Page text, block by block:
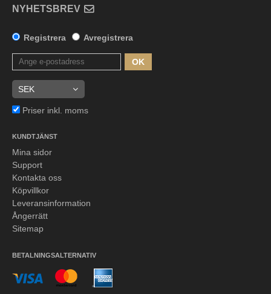
NYHETSBREV
Registrera Avregistrera
OK
Priser inkl. moms
KUNDTJÄNST
Mina sidor
Support
Kontakta oss
Köpvillkor
Leveransinformation
Ångerrätt
Sitemap
BETALNINGSALTERNATIV